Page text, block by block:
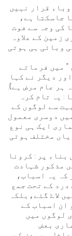
قرار نہیں
جاسکتا ہے،
کی وجہ سے فوت
زمین کے علاوہ
وبائی ہی ہوتی
" میں فرماتے
دیگر نے کہا
ہر عام مرض ہے).
: یہ تام کرہ
سے لوگوں کے
دوسری معمول
ایک ہی نوع
مختلف ہوتی
پر : کرونا
مذکور شہادت
کہ یہ اسباب،
کے تحت جمع
لاۓ گئے،بلکہ
ان اسباب کے
لوگوں میں
بعض